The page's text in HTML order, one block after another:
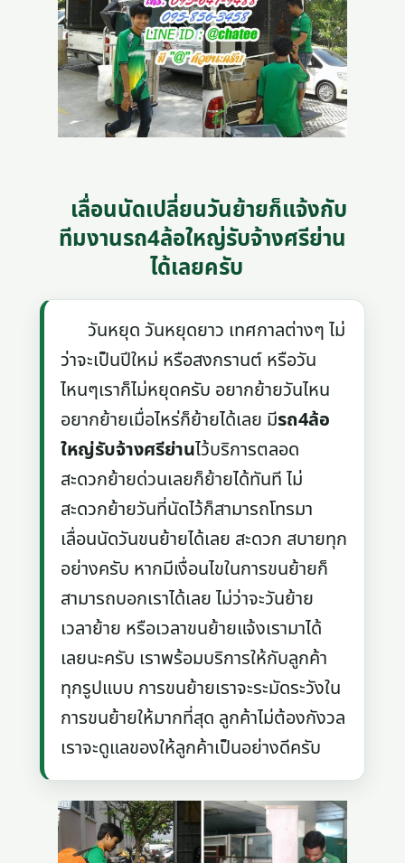
เลื่อนนัดเปลี่ยนวันย้ายก็แจ้งกับ
ทีมงานรถ4ล้อใหญ่รับจ้างศรีย่าน
ได้เลยครับ
วันหยุด วันหยุดยาว เทศกาลต่างๆ ไม่
ว่าจะเป็นปีใหม่ หรือสงกรานต์ หรือวัน
ไหนๆเราก็ไม่หยุดครับ อยากย้ายวันไหน
อยากย้ายเมื่อไหร่ก็ย้ายได้เลย มีรถ4ล้อ
ใหญ่รับจ้างศรีย่านไว้บริการตลอด
สะดวกย้ายด่วนเลยก็ย้ายได้ทันที ไม่
สะดวกย้ายวันที่นัดไว้ก็สามารถโทรมา
เลื่อนนัดวันขนย้ายได้เลย สะดวก สบายทุก
อย่างครับ หากมีเงื่อนไขในการขนย้ายก็
สามารถบอกเราได้เลย ไม่ว่าจะวันย้าย
เวลาย้าย หรือเวลาขนย้ายแจ้งเรามาได้
เลยนะครับ เราพร้อมบริการให้กับลูกค้า
ทุกรูปแบบ การขนย้ายเราจะระมัดระวังใน
การขนย้ายให้มากที่สุด ลูกค้าไม่ต้องกังวล
เราจะดูแลของให้ลูกค้าเป็นอย่างดีครับ